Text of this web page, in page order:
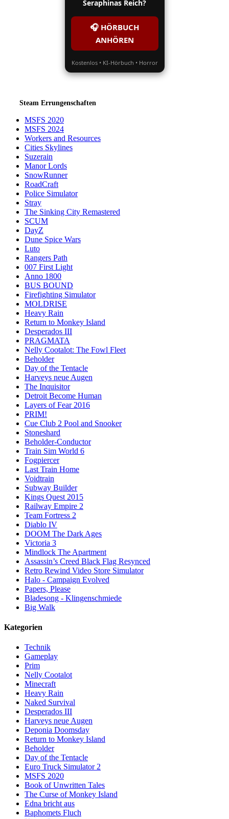
Seraphinas Reich?
🎧 HÖRBUCH
ANHÖREN
Kostenlos • KI-Hörbuch • Horror
Steam Errungenschaften
MSFS 2020
MSFS 2024
Workers and Resources
Cities Skylines
Suzerain
Manor Lords
SnowRunner
RoadCraft
Police Simulator
Stray
The Sinking City Remastered
SCUM
DayZ
Dune Spice Wars
Luto
Rangers Path
007 First Light
Anno 1800
BUS BOUND
Firefighting Simulator
MOLDRISE
Heavy Rain
Return to Monkey Island
Desperados III
PRAGMATA
Nelly Cootalot: The Fowl Fleet
Beholder
Day of the Tentacle
Harveys neue Augen
The Inquisitor
Detroit Become Human
Layers of Fear 2016
PRIM!
Cue Club 2 Pool and Snooker
Stoneshard
Beholder-Conductor
Train Sim World 6
Fogpiercer
Last Train Home
Voidtrain
Subway Builder
Kings Quest 2015
Railway Empire 2
Team Fortress 2
Diablo IV
DOOM The Dark Ages
Victoria 3
Mindlock The Apartment
Assassin’s Creed Black Flag Resynced
Retro Rewind Video Store Simulator
Halo - Campaign Evolved
Papers, Please
Bladesong - Klingenschmiede
Big Walk
Kategorien
Technik
Gameplay
Prim
Nelly Cootalot
Minecraft
Heavy Rain
Naked Survival
Desperados III
Harveys neue Augen
Deponia Doomsday
Return to Monkey Island
Beholder
Day of the Tentacle
Euro Truck Simulator 2
MSFS 2020
Book of Unwritten Tales
The Curse of Monkey Island
Edna bricht aus
Baphomets Fluch